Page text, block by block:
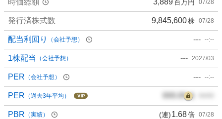
百万円 07/28
発行済株式数 9,845,600株 07/28
配当利回り （会社予想） --- --:--
1株配当 （会社予想） --- 2027/03
PER （会社予想） --- --:--
PER （過去3年平均） 000.00倍
PBR （実績） (連)1.68倍 07/28